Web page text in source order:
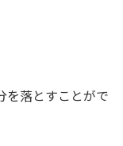
を落とすことがで